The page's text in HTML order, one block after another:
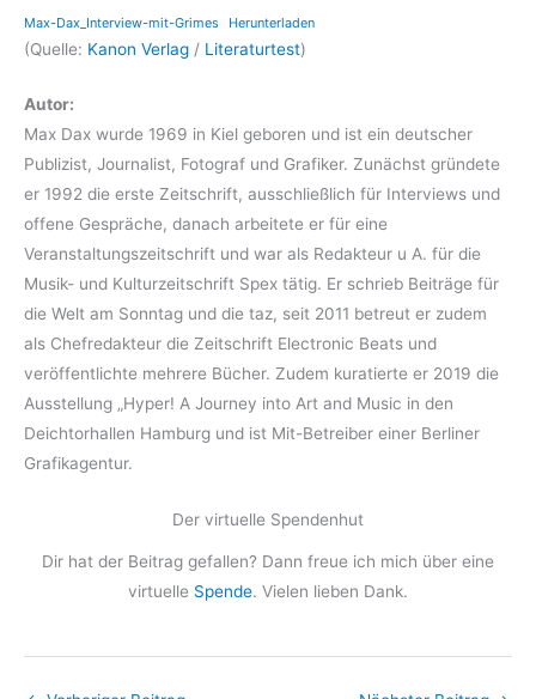
Max-Dax_Interview-mit-Grimes Herunterladen
(Quelle: Kanon Verlag / Literaturtest)
Autor:
Max Dax wurde 1969 in Kiel geboren und ist ein deutscher
Publizist, Journalist, Fotograf und Grafiker. Zunächst gründete
er 1992 die erste Zeitschrift, ausschließlich für Interviews und
offene Gespräche, danach arbeitete er für eine
Veranstaltungszeitschrift und war als Redakteur u A. für die
Musik- und Kulturzeitschrift Spex tätig. Er schrieb Beiträge für
die Welt am Sonntag und die taz, seit 2011 betreut er zudem
als Chefredakteur die Zeitschrift Electronic Beats und
veröffentlichte mehrere Bücher. Zudem kuratierte er 2019 die
Ausstellung „Hyper! A Journey into Art and Music in den
Deichtorhallen Hamburg und ist Mit-Betreiber einer Berliner
Grafikagentur.
Der virtuelle Spendenhut
Dir hat der Beitrag gefallen? Dann freue ich mich über eine
virtuelle Spende. Vielen lieben Dank.